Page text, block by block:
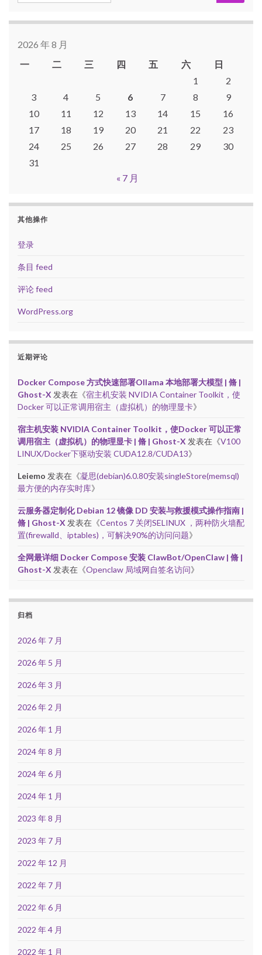
2026 年 8 月
一
二 三 四 五 六
日
1
2
3
4 5 6 7 8
9
10
11 12 13 14 15
16
17
18 19 20 21 22
23
24
25 26 27 28 29
30
31
« 7 月
其他操作
登录
条目 feed
评论 feed
WordPress.org
近期评论
Docker Compose 方式快速部署Ollama 本地部署大模型 | 脩 |
Ghost-X 发表在《宿主机安装 NVIDIA Container Toolkit，使
Docker 可以正常调用宿主（虚拟机）的物理显卡》
宿主机安装 NVIDIA Container Toolkit，使Docker 可以正常
调用宿主（虚拟机）的物理显卡 | 脩 | Ghost-X 发表在《V100
LINUX/Docker下驱动安装 CUDA12.8/CUDA13》
Leiemo 发表在《凝思(debian)6.0.80安装singleStore(memsql)
最方便的内存实时库》
云服务器定制化 Debian 12 镜像 DD 安装与救援模式操作指南 |
脩 | Ghost-X 发表在《Centos 7 关闭SELINUX ，两种防火墙配
置(firewalld、iptables)，可解决90%的访问问题》
全网最详细 Docker Compose 安装 ClawBot/OpenClaw | 脩 |
Ghost-X 发表在《Openclaw 局域网自签名访问》
归档
2026 年 7 月
2026 年 5 月
2026 年 3 月
2026 年 2 月
2026 年 1 月
2024 年 8 月
2024 年 6 月
2024 年 1 月
2023 年 8 月
2023 年 7 月
2022 年 12 月
2022 年 7 月
2022 年 6 月
2022 年 4 月
2022 年 1 月